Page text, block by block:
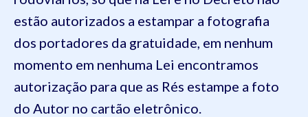
estão autorizados a estampar a fotografia
dos portadores da gratuidade, em nenhum
momento em nenhuma Lei encontramos
autorização para que as Rés estampe a foto
do Autor no cartão eletrônico.